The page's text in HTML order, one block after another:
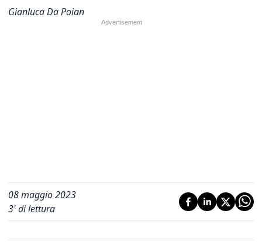
Gianluca Da Poian
08 maggio 2023
3' di lettura